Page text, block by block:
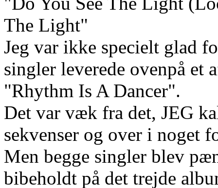
The Light"
Jeg var ikke specielt glad
singler leverede ovenpå et
"Rhythm Is A Dancer".
Det var væk fra det, JEG
sekvenser og over i noget
Men begge singler blev
bibeholdt på det trejde